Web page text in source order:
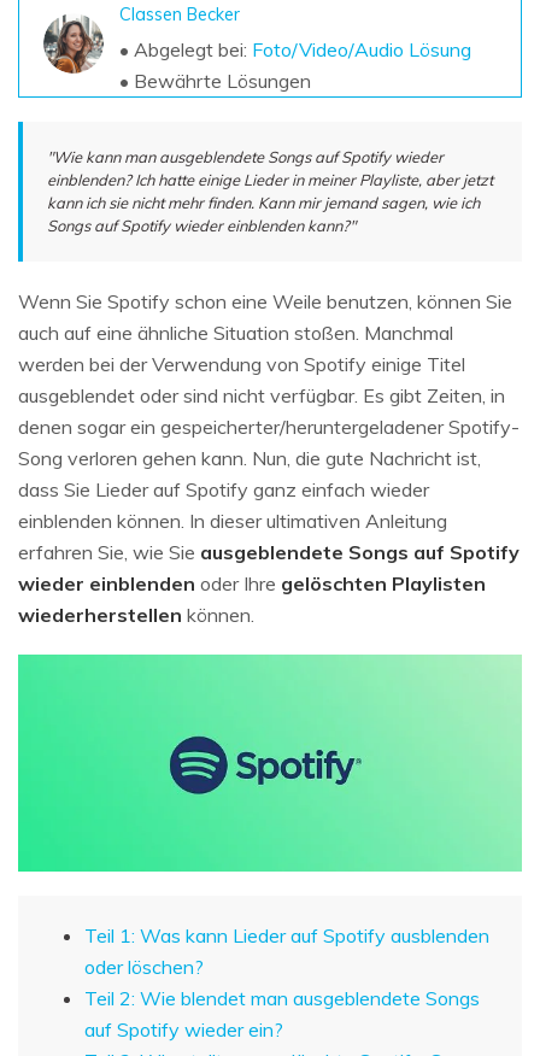
Classen Becker
• Abgelegt bei: Foto/Video/Audio Lösung
• Bewährte Lösungen
"Wie kann man ausgeblendete Songs auf Spotify wieder
einblenden? Ich hatte einige Lieder in meiner Playliste, aber jetzt
kann ich sie nicht mehr finden. Kann mir jemand sagen, wie ich
Songs auf Spotify wieder einblenden kann?"
Wenn Sie Spotify schon eine Weile benutzen, können Sie
auch auf eine ähnliche Situation stoßen. Manchmal
werden bei der Verwendung von Spotify einige Titel
ausgeblendet oder sind nicht verfügbar. Es gibt Zeiten, in
denen sogar ein gespeicherter/heruntergeladener Spotify-
Song verloren gehen kann. Nun, die gute Nachricht ist,
dass Sie Lieder auf Spotify ganz einfach wieder
einblenden können. In dieser ultimativen Anleitung
erfahren Sie, wie Sie ausgeblendete Songs auf Spotify
wieder einblenden oder Ihre gelöschten Playlisten
wiederherstellen können.
Teil 1: Was kann Lieder auf Spotify ausblenden
oder löschen?
Teil 2: Wie blendet man ausgeblendete Songs
auf Spotify wieder ein?